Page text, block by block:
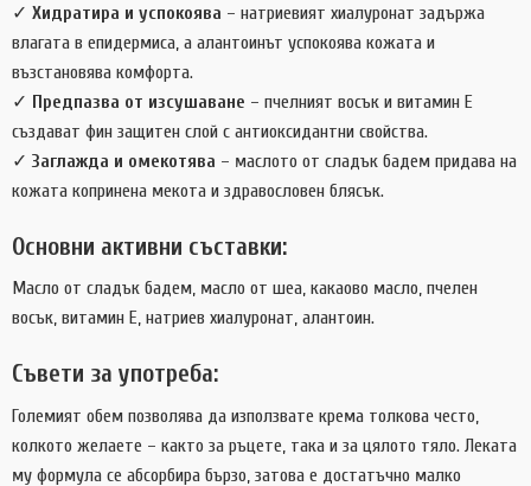
✓ Хидратира и успокоява – натриевият хиалуронат задържа
влагата в епидермиса, а алантоинът успокоява кожата и
възстановява комфорта.
✓ Предпазва от изсушаване – пчелният восък и витамин Е
създават фин защитен слой с антиоксидантни свойства.
✓ Заглажда и омекотява – маслото от сладък бадем придава на
кожата копринена мекота и здравословен блясък.
Основни активни съставки:
Масло от сладък бадем, масло от шеа, какаово масло, пчелен
восък, витамин Е, натриев хиалуронат, алантоин.
Съвети за употреба:
Големият обем позволява да използвате крема толкова често,
колкото желаете – както за ръцете, така и за цялото тяло. Леката
му формула се абсорбира бързо, затова е достатъчно малко